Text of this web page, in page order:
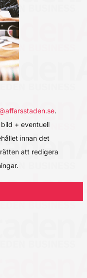
.
+ eventuell
innan det
att redigera